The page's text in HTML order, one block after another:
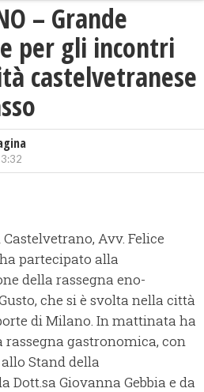
– Grande
per gli incontri
castelvetranese
Avv. Felice
partecipato alla
della rassegna eno-
che si è svolta nella città
di Milano. In mattinata ha
gastronomica, con
Stand della
Dott.sa Giovanna Gebbia e da